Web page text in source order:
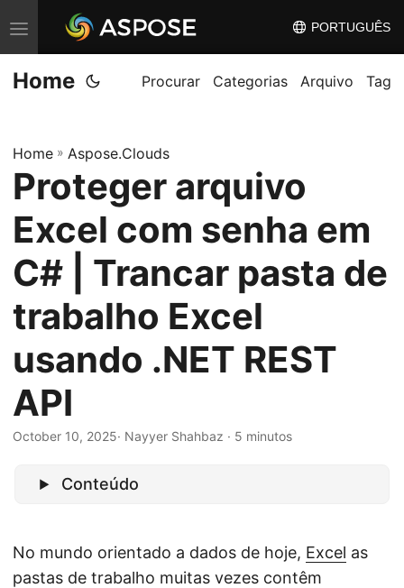
A
l
t
n
a
n
a
v
e
g
a
ã
o
PORTUGUÊS
Home Procurar Categorias Arquivo Tag
Home » Aspose.Clouds
Proteger arquivo
Excel com senha em
C# | Trancar pasta de
trabalho Excel
usando .NET REST
API
October 10, 2025· Nayyer Shahbaz · 5 minutos
Conteúdo
No mundo orientado a dados de hoje, Excel as
pastas de trabalho muitas vezes contêm